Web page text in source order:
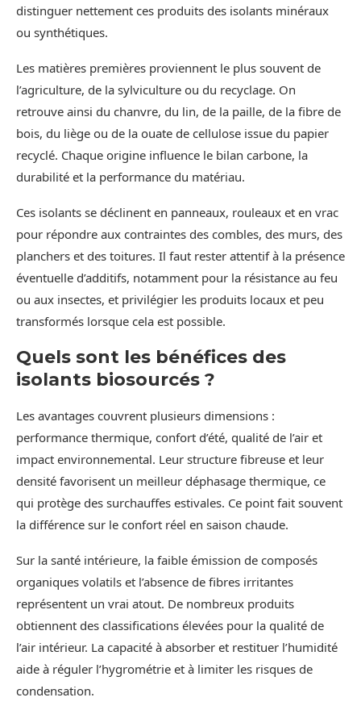
distinguer nettement ces produits des isolants minéraux
ou synthétiques.
Les matières premières proviennent le plus souvent de
l’agriculture, de la sylviculture ou du recyclage. On
retrouve ainsi du chanvre, du lin, de la paille, de la fibre de
bois, du liège ou de la ouate de cellulose issue du papier
recyclé. Chaque origine influence le bilan carbone, la
durabilité et la performance du matériau.
Ces isolants se déclinent en panneaux, rouleaux et en vrac
pour répondre aux contraintes des combles, des murs, des
planchers et des toitures. Il faut rester attentif à la présence
éventuelle d’additifs, notamment pour la résistance au feu
ou aux insectes, et privilégier les produits locaux et peu
transformés lorsque cela est possible.
Quels sont les bénéfices des
isolants biosourcés ?
Les avantages couvrent plusieurs dimensions :
performance thermique, confort d’été, qualité de l’air et
impact environnemental. Leur structure fibreuse et leur
densité favorisent un meilleur déphasage thermique, ce
qui protège des surchauffes estivales. Ce point fait souvent
la différence sur le confort réel en saison chaude.
Sur la santé intérieure, la faible émission de composés
organiques volatils et l’absence de fibres irritantes
représentent un vrai atout. De nombreux produits
obtiennent des classifications élevées pour la qualité de
l’air intérieur. La capacité à absorber et restituer l’humidité
aide à réguler l’hygrométrie et à limiter les risques de
condensation.